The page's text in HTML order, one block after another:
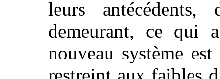
leurs
demeurant, ce qui
nouveau système